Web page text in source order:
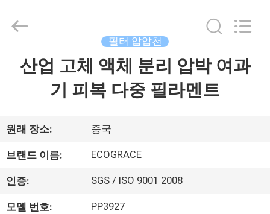
제
품
저
2026
CO.,LTD.
필터 압압천
산업 고체 액체 분리 압박 여과
기 피복 다중 필라멘트
원래 장소: 중국
브랜드 이름: ECOGRACE
인증: SGS / ISO 9001 2008
모델 번호: PP3927